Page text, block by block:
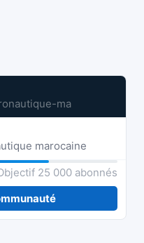
ma
marocaine
25 000 abonnés